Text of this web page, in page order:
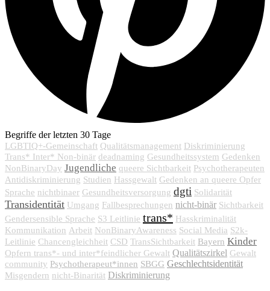
Begriffe der letzten 30 Tage
LGBTIQ+-Gemeinschaft Qualitätsmanagement Diskriminierung
Trans* Inter* Non-binär deadnaming Gesundheitssystem Gedenken
NonBinaryDay Jugendliche queere Sichtbarkeit Psychotherapeuten
Antidiskriminierung Studien Hassgewalt Gedenken an queere Opfer
Sprache nichtbinaer Gesundheitsversorgung dgti Solidarität
Transidentität Umgang Fallbesprechungen nicht-binär Sichtbarkeit
Gendersensible Sprache S3 Leitlinie trans* Hasskriminalität
Kommunikation Arbeit NonBinaryAwareness Social Media S2k-
Leitlinie Chancengleichheit CSD TransSichtbarkeit Bayern Kinder
Opfern trans*- und inter*feindlicher Gewalt Qualitätszirkel Gewalt
community Psychotherapeut*innen SBGG Geschlechtsidentität
Misgendern nicht-Binarität Diskriminierung